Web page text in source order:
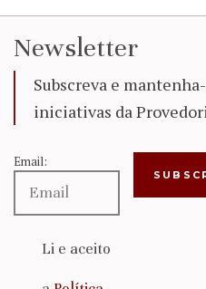
Newsletter
Subscreva e
iniciativas da
Email:
Li e aceito